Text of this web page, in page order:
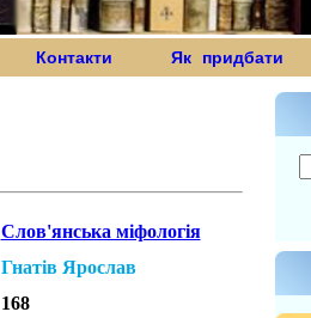
Контакти Як придбати
Слов'янська міфологія
Гнатів Ярослав
168